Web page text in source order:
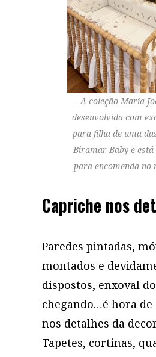
A coleção Maria
desenvolvida com
para filha de uma
Biramar Baby e
para encomenda no
Capriche nos
Paredes pintadas,
montados e
dispostos, enxoval
chegando…é hora
nos detalhes da
Tapetes, cortinas,